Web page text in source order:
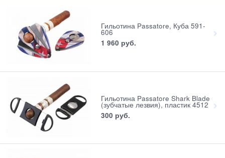
Гильотина Passatore, Куба 591-
606
1 960 руб.
Гильотина Passatore Shark Blade
(зубчатые лезвия), пластик 4512
300 руб.